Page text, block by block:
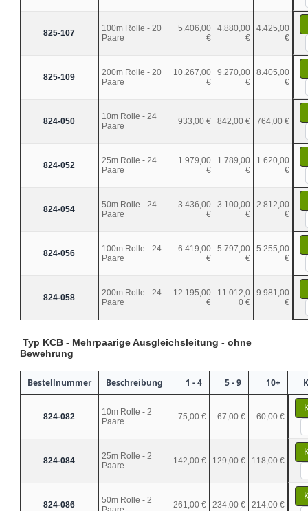
825-107
100m Rolle - 20
Paare
5.406,00
€
4.880,00
€
4.425,00
€
825-109
200m Rolle - 20
Paare
10.267,00
€
9.270,00
€
8.405,00
€
824-050
10m Rolle - 24
Paare
933,00 € 842,00 € 764,00 €
824-052
25m Rolle - 24
Paare
1.979,00
€
1.789,00
€
1.620,00
€
824-054
50m Rolle - 24
Paare
3.436,00
€
3.100,00
€
2.812,00
€
824-056
100m Rolle - 24
Paare
6.419,00
€
5.797,00
€
5.255,00
€
824-058
200m Rolle - 24
Paare
12.195,00
€
11.012,0
0 €
9.981,00
€
Typ KCB - Mehrpaarige Ausgleichsleitung - ohne
Bewehrung
Bestellnummer Beschreibung 1 - 4 5 - 9 10+
824-082
10m Rolle - 2
Paare
75,00 € 67,00 € 60,00 €
824-084
25m Rolle - 2
Paare
142,00 € 129,00 € 118,00 €
824-086
50m Rolle - 2
261,00 € 234,00 € 214,00 €